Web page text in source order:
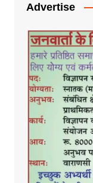
Advertise